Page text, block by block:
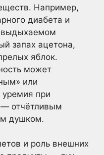
Например,
диабета и
выдыхаемом
запах ацетона,
яблок.
может
или
при
— отчётливым
душком.
и роль внешних